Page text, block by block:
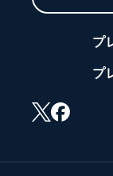
プ
プ